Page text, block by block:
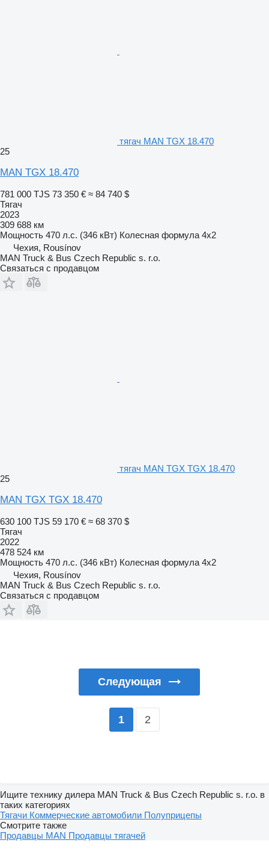
тягач MAN TGX 18.470
25
MAN TGX 18.470
781 000 TJS 73 350 € ≈ 84 740 $
Тягач
2023
309 688 км
Мощность 470 л.с. (346 кВт) Колесная формула 4x2
Чехия, Rousínov
MAN Truck & Bus Czech Republic s. r.o.
Связаться с продавцом
тягач MAN TGX TGX 18.470
25
MAN TGX TGX 18.470
630 100 TJS 59 170 € ≈ 68 370 $
Тягач
2022
478 524 км
Мощность 470 л.с. (346 кВт) Колесная формула 4x2
Чехия, Rousínov
MAN Truck & Bus Czech Republic s. r.o.
Связаться с продавцом
Следующая
1 2
Ищите технику дилера MAN Truck & Bus Czech Republic s. r.o. в
таких категориях
Тягачи Коммерческие автомобили Полуприцепы
Смотрите также
Продавцы MAN Продавцы тягачей